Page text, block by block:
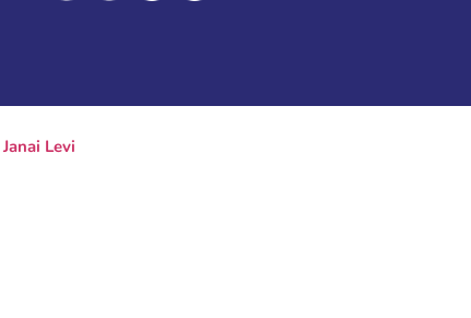
Janai Levi